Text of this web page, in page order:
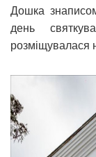
Дошка
день
розміщувалася